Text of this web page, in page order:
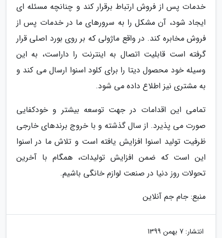
خدمات پس از فروش ارتباط برقرار کند و چنانچه مسئله ای
ایجاد شود، آن مشکل را به سرورهای ما در خدمات پس از
فروش مخابره کند. در واقع ماژولی که بر روی بورد اصلی قرار
گرفته است قابلیت اتصال به اینترنت را داراست، به این
وسیله خود محصول دیتا را برای کلود اسنوا ارسال می کند و
به مشتری نیز اطلاع داده می شود.
تمامی این اقدامات در جهت توسعه بیشتر و خودکفایی
صورت می پذیرد. از سال گذشته و با خروج برندهای خارجی
ظرفیت تولید اسنوا افزایش یافته است و تلاش ما در اسنوا
این است که ضمن افزایش تولیدات، همگام با آخرین
تحولات روز دنیا در صنعت لوازم خانگی باشیم.
منبع: جام جم آنلاین
انتشار: 7 بهمن 1399